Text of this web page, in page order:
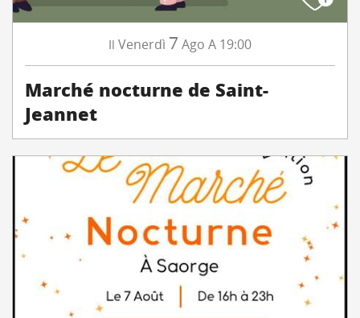
Il Venerdì 7 Ago A 19:00
Marché nocturne de Saint-
Jeannet